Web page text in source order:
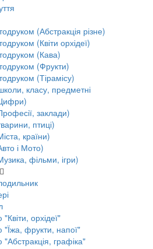
(Абстракція різне)
(Квіти орхідеї)
(Кава)
(Фрукти)
(Тірамісу)
класу, предметні
заклади)
птиці)
країни)
і Мото)
фільми, ігри)
орхідеї"
"Їжа, фрукти, напої"
"Абстракція, графіка"